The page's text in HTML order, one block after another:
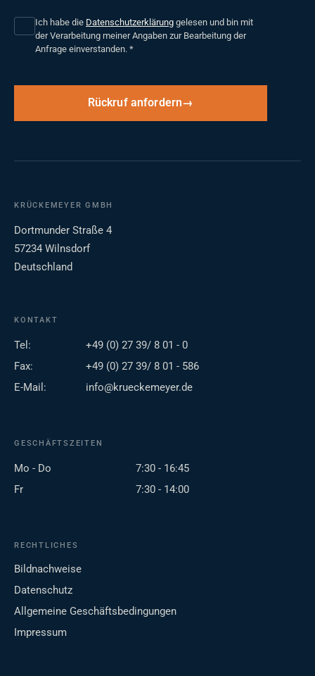
Ich habe die Datenschutzerklärung gelesen und bin mit
der Verarbeitung meiner Angaben zur Bearbeitung der
Anfrage einverstanden. *
Rückruf anfordern
KRÜCKEMEYER GMBH
Dortmunder Straße 4
57234 Wilnsdorf
Deutschland
KONTAKT
Tel:
+49 (0) 27 39/ 8 01 - 0
Fax:
+49 (0) 27 39/ 8 01 - 586
E-Mail:
info@krueckemeyer.de
GESCHÄFTSZEITEN
Mo - Do
7:30 - 16:45
Fr
7:30 - 14:00
RECHTLICHES
Bildnachweise
Datenschutz
Allgemeine Geschäftsbedingungen
Impressum